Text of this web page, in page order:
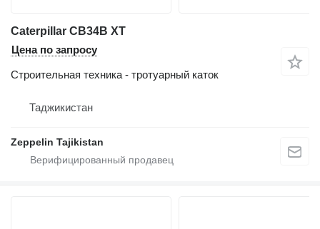
Caterpillar CB34B XT
Цена по запросу
Строительная техника - тротуарный каток
Таджикистан
Zeppelin Tajikistan